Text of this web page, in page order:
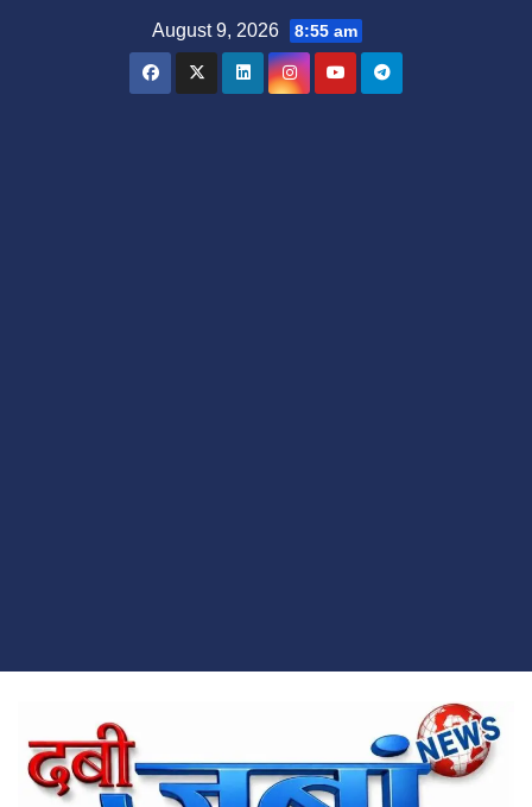
August 9, 2026 8:55 am